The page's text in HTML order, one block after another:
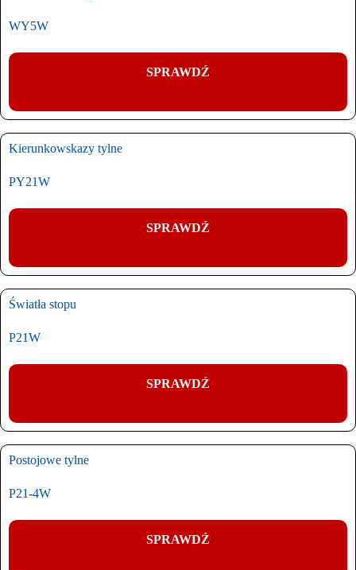
WY5W
SPRAWDŹ
Kierunkowskazy tylne
PY21W
SPRAWDŹ
Światła stopu
P21W
SPRAWDŹ
Postojowe tylne
P21-4W
SPRAWDŹ